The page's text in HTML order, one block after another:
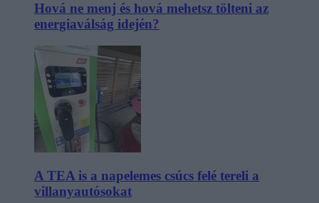
Hová ne menj és hová mehetsz tölteni az
energiaválság idején?
A TEA is a napelemes csúcs felé tereli a
villanyautósokat